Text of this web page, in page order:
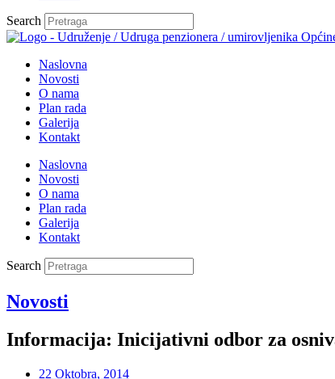
Search
Naslovna
Novosti
O nama
Plan rada
Galerija
Kontakt
Naslovna
Novosti
O nama
Plan rada
Galerija
Kontakt
Search
Novosti
Informacija: Inicijativni odbor za
22 Oktobra, 2014